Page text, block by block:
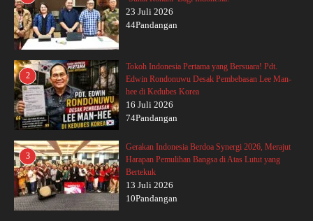
23 Juli 2026
44Pandangan
2
Tokoh Indonesia Pertama yang Bersuara! Pdt.
Edwin Rondonuwu Desak Pembebasan Lee Man-
hee di Kedubes Korea
16 Juli 2026
74Pandangan
3
Gerakan Indonesia Berdoa Synergi 2026, Merajut
Harapan Pemulihan Bangsa di Atas Lutut yang
Bertekuk
13 Juli 2026
10Pandangan